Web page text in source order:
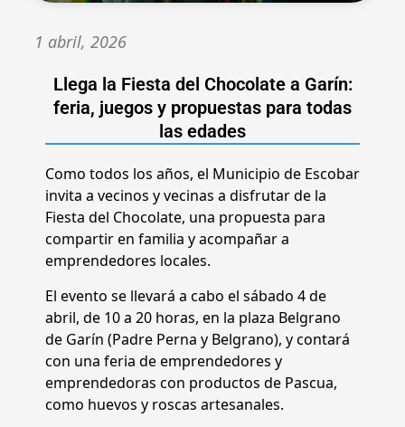
1 abril, 2026
Llega la Fiesta del Chocolate a Garín:
feria, juegos y propuestas para todas
las edades
Como todos los años, el Municipio de Escobar
invita a vecinos y vecinas a disfrutar de la
Fiesta del Chocolate, una propuesta para
compartir en familia y acompañar a
emprendedores locales.
El evento se llevará a cabo el sábado 4 de
abril, de 10 a 20 horas, en la plaza Belgrano
de Garín (Padre Perna y Belgrano), y contará
con una feria de emprendedores y
emprendedoras con productos de Pascua,
como huevos y roscas artesanales.